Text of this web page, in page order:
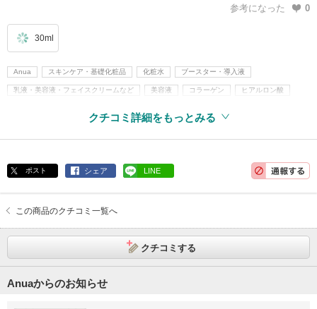
参考になった 0
30ml
Anua スキンケア・基礎化粧品 化粧水 ブースター・導入液
乳液・美容液・フェイスクリームなど 美容液 コラーゲン ヒアルロン酸
クチコミ詳細をもっとみる
ポスト シェア LINE
この商品のクチコミ一覧へ
クチコミする
Anuaからのお知らせ